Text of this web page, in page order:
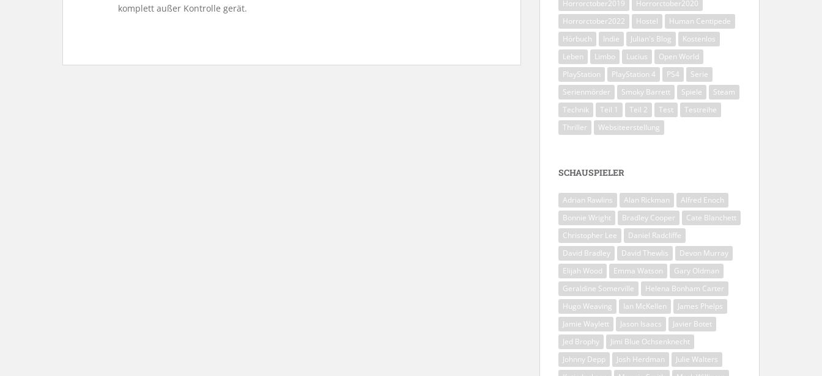
komplett außer Kontrolle gerät.
Horrorctober2019
Horrorctober2020
Horrorctober2022
Hostel
Human Centipede
Hörbuch
Indie Julian's Blog
Kostenlos
Leben
Limbo Lucius
Open World
PlayStation
PlayStation 4 PS4
Serie
Serienmörder
Smoky Barrett Spiele
Steam
Technik
Teil 1 Teil 2 Test
Testreihe
Thriller
Websiteerstellung
SCHAUSPIELER
Adrian Rawlins Alan Rickman
Alfred Enoch
Bonnie Wright
Bradley Cooper
Cate Blanchett
Christopher Lee
Daniel Radcliffe
David Bradley
David Thewlis
Devon Murray
Elijah Wood
Emma Watson
Gary Oldman
Geraldine Somerville
Helena Bonham Carter
Hugo Weaving
Ian McKellen
James Phelps
Jamie Waylett
Jason Isaacs
Javier Botet
Jed Brophy
Jimi Blue Ochsenknecht
Johnny Depp
Josh Herdman
Julie Walters